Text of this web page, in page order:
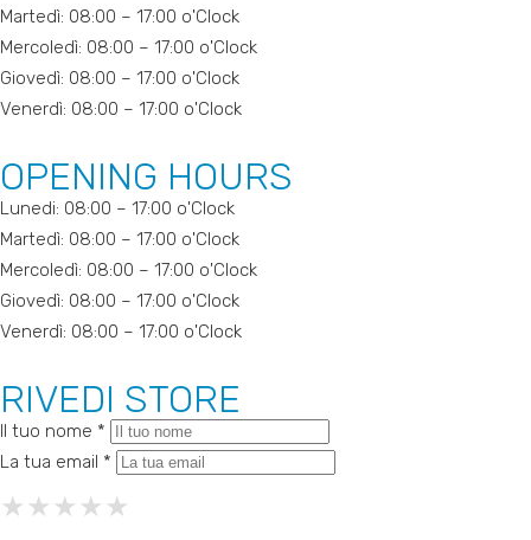
Martedì: 08:00 – 17:00 o'Clock
Mercoledì: 08:00 – 17:00 o'Clock
Giovedì: 08:00 – 17:00 o'Clock
Venerdì: 08:00 – 17:00 o'Clock
OPENING HOURS
Lunedi: 08:00 – 17:00 o'Clock
Martedì: 08:00 – 17:00 o'Clock
Mercoledì: 08:00 – 17:00 o'Clock
Giovedì: 08:00 – 17:00 o'Clock
Venerdì: 08:00 – 17:00 o'Clock
RIVEDI STORE
Il tuo nome *
La tua email *
★
★ ★
★ ★ ★
★ ★ ★ ★
★ ★ ★ ★ ★